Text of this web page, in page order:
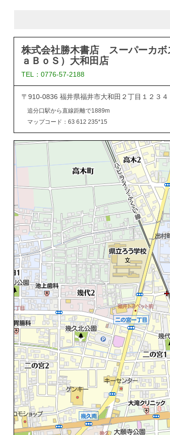
株式会社勝木書店 スーパーカボ
ａＢｏＳ）大和田店
TEL：0776-57-2188
〒910-0836 福井県福井市大和田２丁目１２３４
追分口駅から直線距離で1889m
マップコード：63 612 235*15